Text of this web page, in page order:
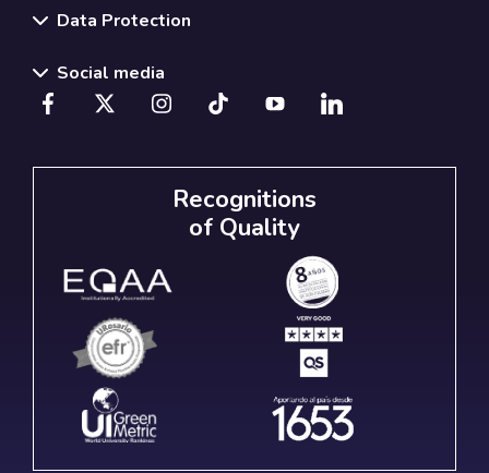
Data Protection
Social media
Recognitions
of Quality